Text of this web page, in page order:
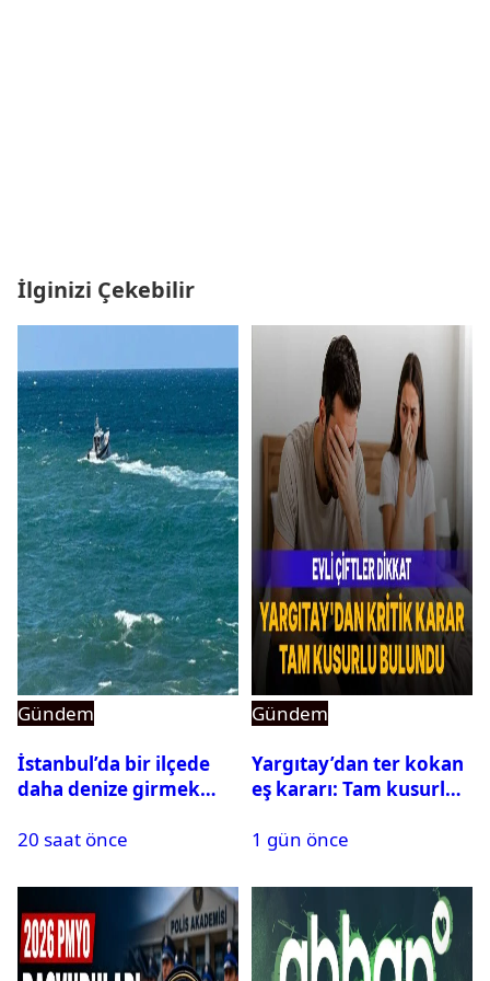
İlginizi Çekebilir
Gündem
İstanbul’da bir ilçede
daha denize girmek
20 saat önce
Gündem
Yargıtay’dan ter kokan
eş kararı: Tam kusurlu
1 gün önce